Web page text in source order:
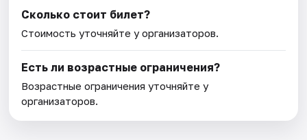
Сколько стоит билет?
Стоимость уточняйте у организаторов.
Есть ли возрастные ограничения?
Возрастные ограничения уточняйте у
организаторов.